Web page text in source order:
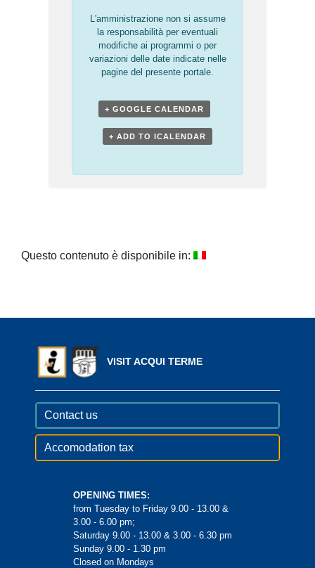
L'amministrazione non si assume
la responsabilità per eventuali
modifiche ai programmi o per
variazioni delle date indicate nelle
pagine del presente portale.
+ GOOGLE CALENDAR
+ ADD TO ICALENDAR
Questo contenuto è disponibile in:
VISIT ACQUI TERME
Contact us
Accomodation tax
OPENING TIMES:
from Tuesday to Friday 9.00 - 13.00 &
3.00 - 6.00 pm;
Saturday 9.00 - 13.00 & 3.00 - 6.30 pm
Sunday 9.00 - 1.30 pm
Closed on Mondays